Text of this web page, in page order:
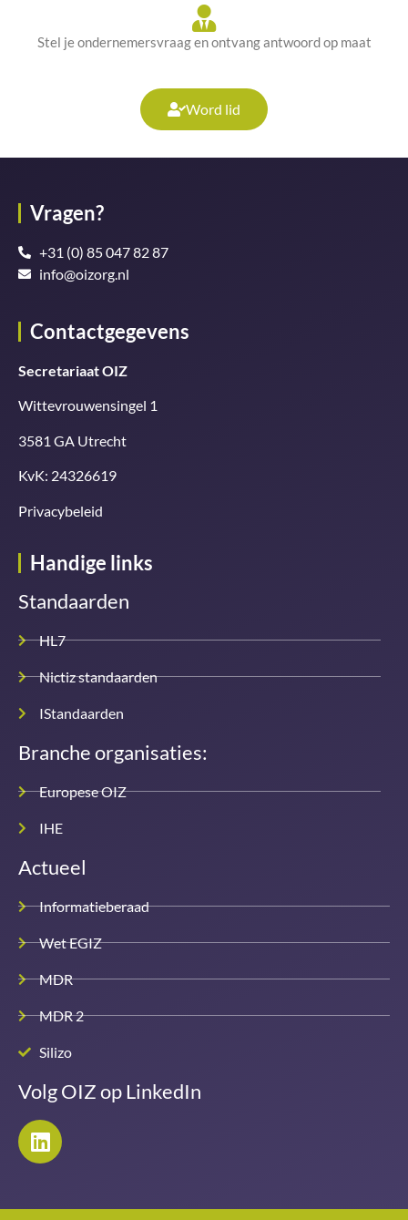
Stel je ondernemersvraag en ontvang antwoord op maat
Word lid
Vragen?
+31 (0) 85 047 82 87
info@oizorg.nl
Contactgegevens
Secretariaat OIZ
Wittevrouwensingel 1
3581 GA Utrecht
KvK: 24326619
Privacybeleid
Handige links
Standaarden
HL7
Nictiz standaarden
IStandaarden
Branche organisaties:
Europese OIZ
IHE
Actueel
Informatieberaad
Wet EGIZ
MDR
MDR 2
Silizo
Volg OIZ op LinkedIn